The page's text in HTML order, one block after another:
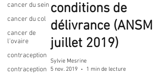
cancer du sein
cancer du col
cancer de
l'ovaire
contraception
contraception
conditions de
délivrance (ANSM
juillet 2019)
Sylvie Mesrine
5 nov. 2019
1 min de lecture